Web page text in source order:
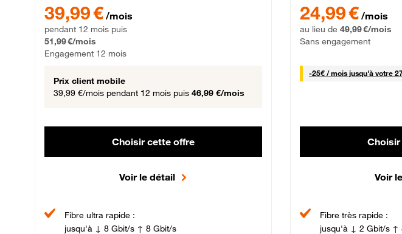
39,99 € /mois
pendant 12 mois puis
51,99 €/mois
Engagement 12 mois
Prix client mobile
39,99 €/mois pendant 12 mois puis 46,99 €/mois
Choisir cette offre
Voir le détail
Fibre ultra rapide :
jusqu'à ↓ 8 Gbit/s ↑ 8 Gbit/s
24,99 € /mois
au lieu de 49,99 €/mois
Sans engagement
-25€ / mois25 € par mois
jusqu'à votre
Voir
Fibre très rapide :
jusqu'à ↓ 2 Gbit/s ↑